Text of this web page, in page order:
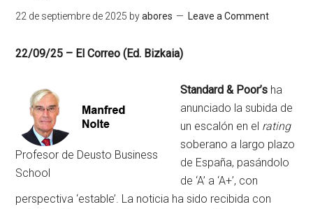
22 de septiembre de 2025 byabores Leave a Comment
22/09/25 – El Correo (Ed. Bizkaia)
Profesor de Deusto Business
School
Standard & Poor’s ha
anunciado la subida de
un escalón en el rating
soberano a largo plazo
de España, pasándolo
de ‘A’ a ‘A+’, con
perspectiva ‘estable’. La noticia ha sido recibida con